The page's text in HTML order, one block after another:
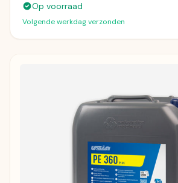
Op voorraad
Volgende werkdag verzonden